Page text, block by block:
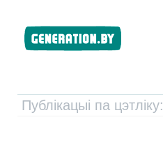
Публікацыі па цэтліку: